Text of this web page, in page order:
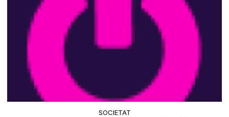
SOCIETAT